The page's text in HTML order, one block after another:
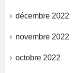
décembre 2022
novembre 2022
octobre 2022